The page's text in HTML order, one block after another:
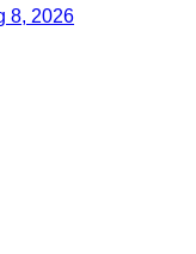
8, 2026